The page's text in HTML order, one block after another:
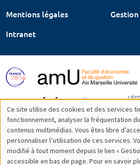
Mentions légales
Intranet
Utilisation
des
données
Ce site utilise des cookies et des services
fonctionnement, analyser la fréquentation
contenus multimédias. Vous êtes libre
personnaliser l’utilisation de ces services.
modifié à tout moment depuis le lien «
accessible en bas de page. Pour en savoir